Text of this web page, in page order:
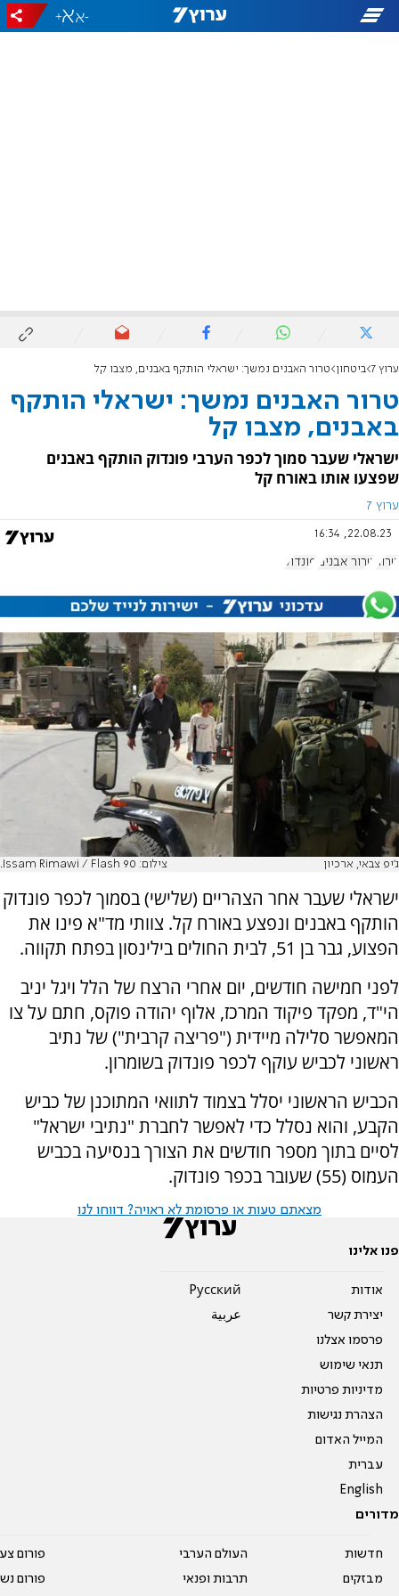
-
+
ערוץ 7 ביטחון טרור האבנים נמשך: ישראלי הותקף באבנים, מצבו קל
טרור האבנים נמשך: ישראלי הותקף
באבנים, מצבו קל
ישראלי שעבר סמוך לכפר הערבי פונדוק הותקף באבנים
שפצעו אותו באורח קל
ערוץ 7
22.08.23, 16:34
טרור טרור אבנים פונדוק
ג'יפ צבאי, ארכיון צילום: Issam Rimawi / Flash 90.
ישראלי שעבר אחר הצהריים (שלישי) בסמוך לכפר פונדוק
הותקף באבנים ונפצע באורח קל. צוותי מד"א פינו את
הפצוע, גבר בן 51, לבית החולים בילינסון בפתח תקווה.
לפני חמישה חודשים, יום אחרי הרצח של הלל ויגל יניב
הי"ד, מפקד פיקוד המרכז, אלוף יהודה פוקס, חתם על צו
המאפשר סלילה מיידית ("פריצה קרבית") של נתיב
ראשוני לכביש עוקף לכפר פונדוק בשומרון.
הכביש הראשוני יסלל בצמוד לתוואי המתוכנן של כביש
הקבע, והוא נסלל כדי לאפשר לחברת "נתיבי ישראל"
לסיים בתוך מספר חודשים את הצורך בנסיעה בכביש
העמוס (55) שעובר בכפר פונדוק.
מצאתם טעות או פרסומת לא ראויה? דווחו לנו
פנו אלינו
אודות
יצירת קשר
פרסמו אצלנו
תנאי שימוש
מדיניות פרטיות
הצהרת נגישות
המייל האדום
עברית
English
Pусский
عربية
מדורים
חדשות
מבזקים
העולם הערבי
תרבות ופנאי
פורום
פורום